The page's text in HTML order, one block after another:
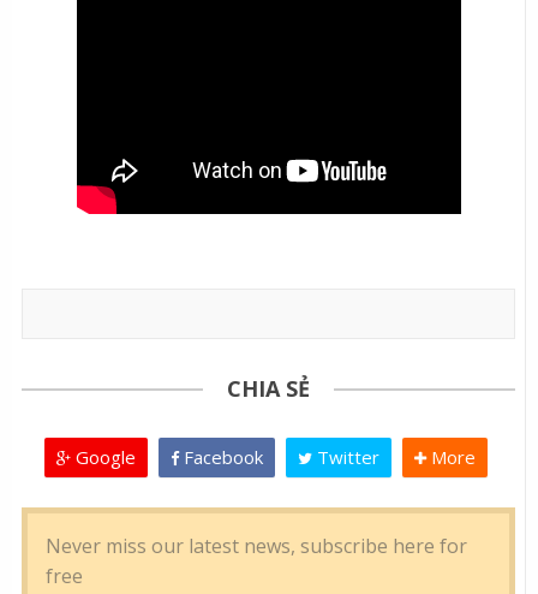
CHIA SẺ
Google Facebook Twitter More